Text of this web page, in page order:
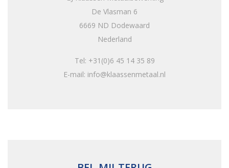
De Vlasman 6
6669 ND Dodewaard
Nederland
Tel: +31(0)6 45 14 35 89
E-mail: info@klaassenmetaal.nl